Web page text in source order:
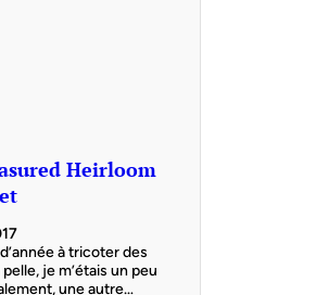
Heirloom
à tricoter des
je m’étais un peu
une autre…